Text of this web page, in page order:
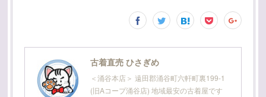
古着直売 ひさぎめ
＜涌谷本店＞ 遠田郡涌谷町六軒町裏199-1
(旧Aコープ涌谷店) 地域最安の古着屋です